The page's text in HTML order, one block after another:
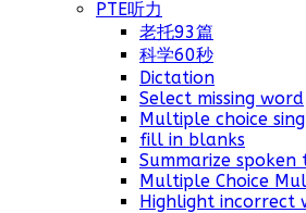
PTE听力
老托93篇
科学60秒
Dictation
Select missing word
Multiple choice
fill in blanks
Summarize spoken
Multiple Choice
Highlight incorrect